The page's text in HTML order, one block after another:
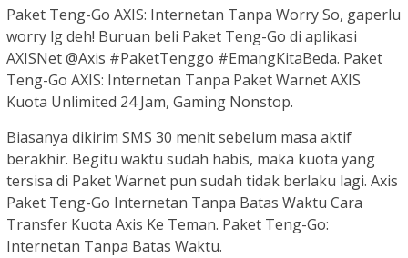
Paket Teng-Go AXIS: Internetan Tanpa Worry So, gaperlu
worry lg deh! Buruan beli Paket Teng-Go di aplikasi
AXISNet @Axis #PaketTenggo #EmangKitaBeda. Paket
Teng-Go AXIS: Internetan Tanpa Paket Warnet AXIS
Kuota Unlimited 24 Jam, Gaming Nonstop.
Biasanya dikirim SMS 30 menit sebelum masa aktif
berakhir. Begitu waktu sudah habis, maka kuota yang
tersisa di Paket Warnet pun sudah tidak berlaku lagi. Axis
Paket Teng-Go Internetan Tanpa Batas Waktu Cara
Transfer Kuota Axis Ke Teman. Paket Teng-Go:
Internetan Tanpa Batas Waktu.